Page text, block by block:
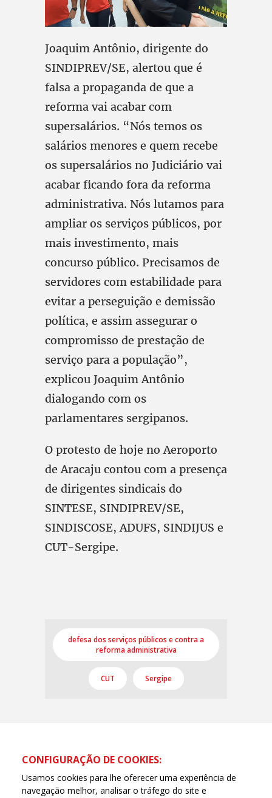
Joaquim Antônio, dirigente do
SINDIPREV/SE, alertou que é
falsa a propaganda de que a
reforma vai acabar com
supersalários. “Nós temos os
salários menores e quem recebe
os supersalários no Judiciário vai
acabar ficando fora da reforma
administrativa. Nós lutamos para
ampliar os serviços públicos, por
mais investimento, mais
concurso público. Precisamos de
servidores com estabilidade para
evitar a perseguição e demissão
política, e assim assegurar o
compromisso de prestação de
serviço para a população”,
explicou Joaquim Antônio
dialogando com os
parlamentares sergipanos.
O protesto de hoje no Aeroporto
de Aracaju contou com a presença
de dirigentes sindicais do
SINTESE, SINDIPREV/SE,
SINDISCOSE, ADUFS, SINDIJUS e
CUT-Sergipe.
defesa dos serviços públicos e contra a
reforma administrativa
CUT Sergipe
CONFIGURAÇÃO DE COOKIES:
Usamos cookies para lhe oferecer uma experiência de
navegação melhor, analisar o tráfego do site e